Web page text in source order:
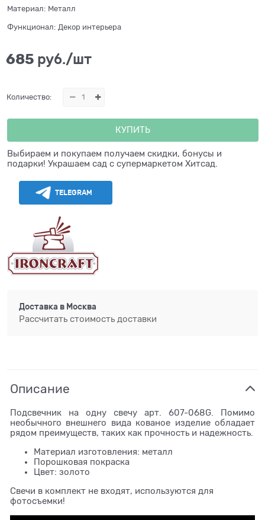
Материал: Металл
Функционал: Декор интерьера
685 руб./шт
Количество:
КУПИТЬ
Выбираем и покупаем получаем скидки, бонусы и
подарки! Украшаем сад с супермаркетом Хитсад.
TELEGRAM
Доставка в Москва
Рассчитать стоимость доставки
Описание
Подсвечник на одну свечу арт. 607-068G. Помимо
необычного внешнего вида кованое изделие обладает
рядом преимуществ, таких как прочность и надежность.
Материал изготовления: металл
Порошковая покраска
Цвет: золото
Свечи в комплект не входят, используются для
фотосъемки!